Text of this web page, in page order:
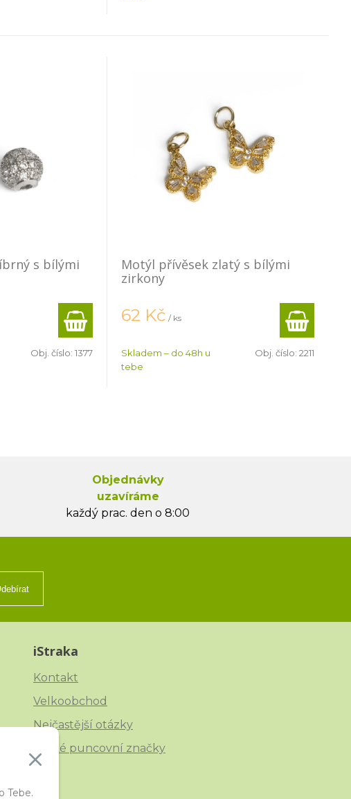
Tebe.
s bílými
Obj. číslo: 1377
Motýl přívěsek zlatý s bílými
zirkony
62 Kč / ks
Skladem – do 48h u
tebe
Obj. číslo: 2211
Objednávky
uzavíráme
každý prac. den o 8:00
iStraka
Kontakt
Velkoobchod
Nejčastější otázky
České puncovní značky